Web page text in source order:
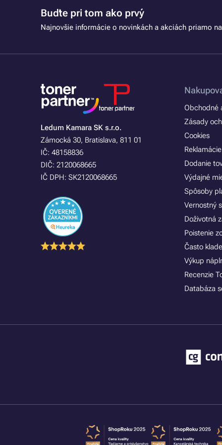
Buďte pri tom ako prvý
Najnovšie informácie o novinkách a akciách priamo
Ledum Kamara SK s.r.o.
Zámocká 30, Bratislava, 811 01
IČ: 48158836
DIČ: 2120068665
IČ DPH: SK2120068665
Obchodné
Zásady
Cookies
Dodanie
Výdajné
Spôsoby
Vernostný
Doživotná
Poistenie
Často
Výkup
Recenzie
Databáza